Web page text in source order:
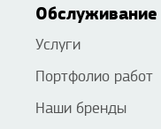
Обслуживание
Услуги
Портфолио работ
Наши бренды